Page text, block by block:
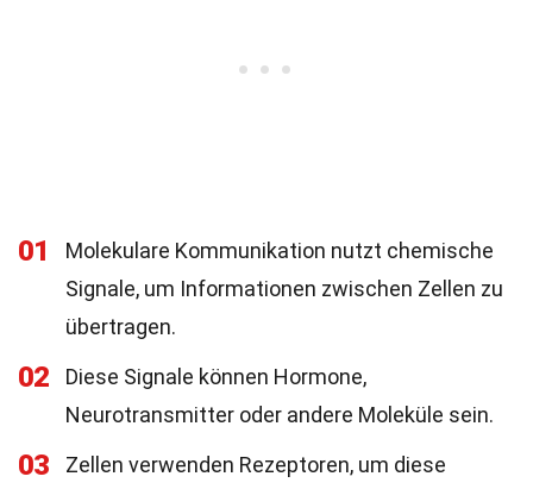
01
Molekulare Kommunikation nutzt chemische
Signale, um Informationen zwischen Zellen zu
übertragen.
02
Diese Signale können Hormone,
Neurotransmitter oder andere Moleküle sein.
03
Zellen verwenden Rezeptoren, um diese